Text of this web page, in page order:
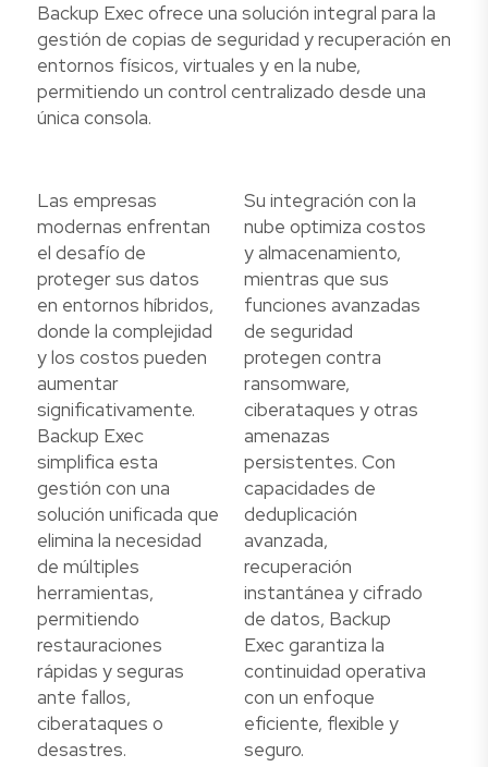
Backup Exec ofrece una solución integral para la
gestión de copias de seguridad y recuperación en
entornos físicos, virtuales y en la nube,
permitiendo un control centralizado desde una
única consola.
Las empresas
modernas enfrentan
el desafío de
proteger sus datos
en entornos híbridos,
donde la complejidad
y los costos pueden
aumentar
significativamente.
Backup Exec
simplifica esta
gestión con una
solución unificada que
elimina la necesidad
de múltiples
herramientas,
permitiendo
restauraciones
rápidas y seguras
ante fallos,
ciberataques o
desastres.
Su integración con la
nube optimiza costos
y almacenamiento,
mientras que sus
funciones avanzadas
de seguridad
protegen contra
ransomware,
ciberataques y otras
amenazas
persistentes. Con
capacidades de
deduplicación
avanzada,
recuperación
instantánea y cifrado
de datos, Backup
Exec garantiza la
continuidad operativa
con un enfoque
eficiente, flexible y
seguro.